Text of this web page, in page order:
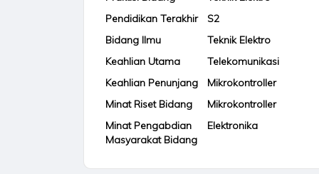
Pendidikan Terakhir
S2
Bidang Ilmu
Teknik Elektro
Keahlian Utama
Telekomunikasi
Keahlian Penunjang
Mikrokontroller
Minat Riset Bidang
Mikrokontroller
Minat Pengabdian
Masyarakat Bidang
Elektronika